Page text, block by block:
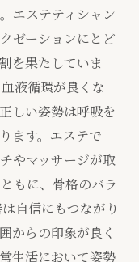
エステティシャン
ゼーションにとど
を果たしていま
液循環が良くな
しい姿勢は呼吸を
ます。エステで
やマッサージが取
もに、骨格のバラ
自信にもつながり
からの印象が良く
生活において姿勢